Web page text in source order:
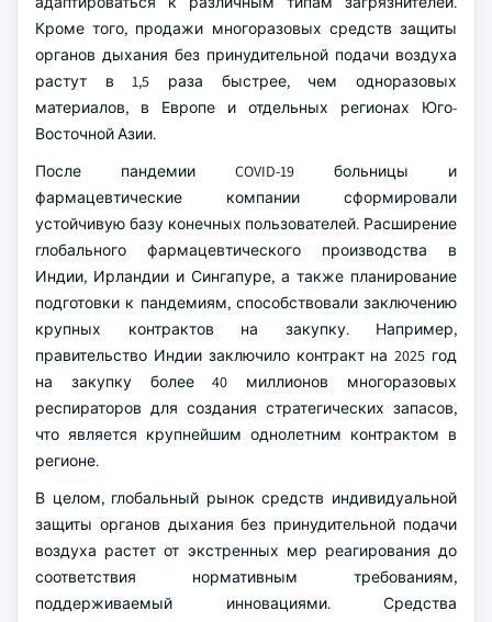
Кроме того, продажи многоразовых средств защиты
органов дыхания без принудительной подачи воздуха
растут в 1,5 раза быстрее, чем одноразовых
материалов, в Европе и отдельных регионах Юго-
Восточной Азии.
После пандемии COVID-19 больницы и
фармацевтические компании сформировали
устойчивую базу конечных пользователей. Расширение
глобального фармацевтического производства в
Индии, Ирландии и Сингапуре, а также планирование
подготовки к пандемиям, способствовали заключению
крупных контрактов на закупку. Например,
правительство Индии заключило контракт на 2025 год
на закупку более 40 миллионов многоразовых
респираторов для создания стратегических запасов,
что является крупнейшим однолетним контрактом в
регионе.
В целом, глобальный рынок средств индивидуальной
защиты органов дыхания без принудительной подачи
воздуха растет от экстренных мер реагирования до
соответствия нормативным требованиям,
поддерживаемый инновациями. Средства